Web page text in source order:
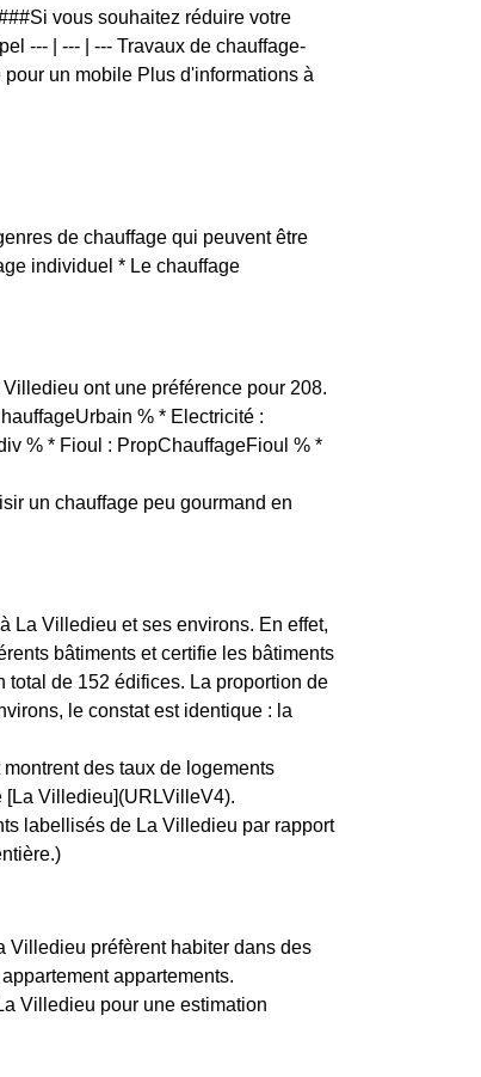
vous souhaitez réduire votre
--- | --- | --- Travaux de chauffage-
un mobile Plus d'informations à
de chauffage qui peuvent être
individuel * Le chauffage
ont une préférence pour 208.
% * Electricité :
% * Fioul : PropChauffageFioul % *
un chauffage peu gourmand en
La Villedieu et ses environs. En effet,
bâtiments et certifie les bâtiments
de 152 édifices. La proportion de
le constat est identique : la
des taux de logements
[La Villedieu](URLVilleV4).
labellisés de La Villedieu par rapport
Villedieu préfèrent habiter dans des
appartements.
Villedieu pour une estimation